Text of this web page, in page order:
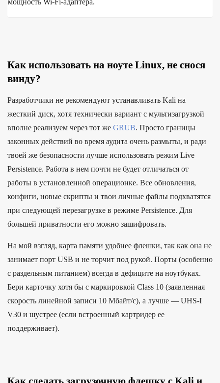
мощность Wi-Fi-адаптера.
Как использовать на ноуте Linux, не снося
винду?
Разработчики не рекомендуют устанавливать Kali на
жесткий диск, хотя технически вариант с мультизагрузкой
вполне реализуем через тот же GRUB. Просто границы
законных действий во время аудита очень размыты, и ради
твоей же безопасности лучше использовать режим Live
Persistence. Работа в нем почти не будет отличаться от
работы в установленной операционке. Все обновления,
конфиги, новые скрипты и твои личные файлы подхватятся
при следующей перезагрузке в режиме Persistence. Для
большей приватности его можно зашифровать.
На мой взгляд, карта памяти удобнее флешки, так как она не
занимает порт USB и не торчит под рукой. Порты (особенно
с раздельным питанием) всегда в дефиците на ноутбуках.
Бери карточку хотя бы с маркировкой Class 10 (заявленная
скорость линейной записи 10 Мбайт/с), а лучше — UHS-I
V30 и шустрее (если встроенный картридер ее
поддерживает).